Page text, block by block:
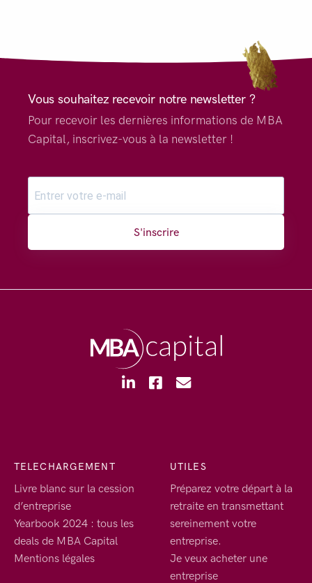
Vous souhaitez recevoir notre newsletter ?
Pour recevoir les dernières informations de MBA
Capital, inscrivez-vous à la newsletter !
S'inscrire
TELECHARGEMENT
Livre blanc sur la cession
d’entreprise
Yearbook 2024 : tous les
deals de MBA Capital
Mentions légales
UTILES
Préparez votre départ à la
retraite en transmettant
sereinement votre
entreprise.
Je veux acheter une
entreprise